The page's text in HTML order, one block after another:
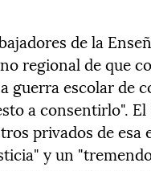
de la
regional de que
guerra escolar de
a consentirlo".
privados de esa
y un